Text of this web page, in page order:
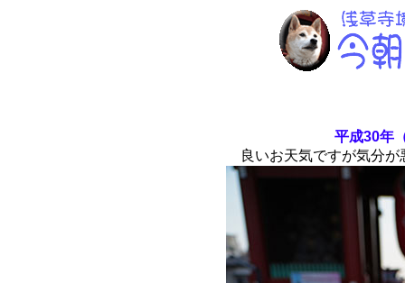
平成30年
良いお天気ですが気分が